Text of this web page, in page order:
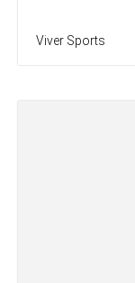
Viver Sports